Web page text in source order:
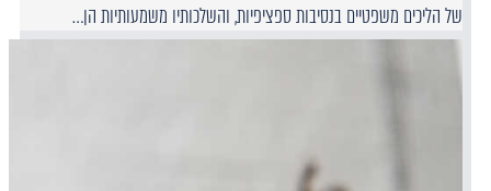
של הליכים משפטיים בנסיבות ספציפיות, והשלכותיו משמעותיות הן…